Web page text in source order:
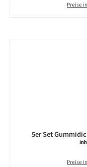
Preise
5er Set
Preise